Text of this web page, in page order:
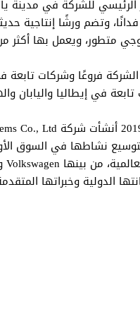
الرئيسي للشركة في مدينة
متطور، ويعمل بها أكثر من 800
فروعًا وشركات
في إيطاليا واليابان
لتوسيع نشاطها في السوق
الدولية وخبراتها